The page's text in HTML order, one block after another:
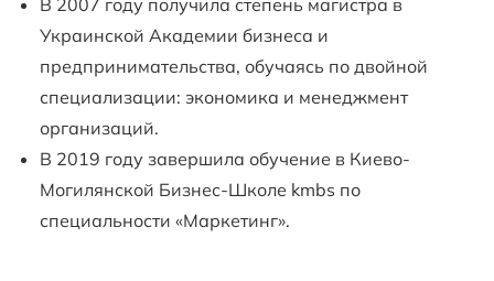
В 2007 году получила степень магистра в
Украинской Академии бизнеса и
предпринимательства, обучаясь по двойной
специализации: экономика и менеджмент
организаций.
В 2019 году завершила обучение в Киево-
Могилянской Бизнес-Школе kmbs по
специальности «Маркетинг».